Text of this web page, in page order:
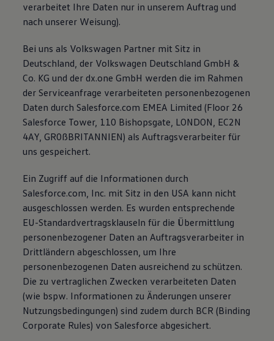
verarbeitet Ihre Daten nur in unserem Auftrag und
nach unserer Weisung).
Bei uns als Volkswagen Partner mit Sitz in
Deutschland, der Volkswagen Deutschland GmbH &
Co. KG und der dx.one GmbH werden die im Rahmen
der Serviceanfrage verarbeiteten personenbezogenen
Daten durch Salesforce.com EMEA Limited (Floor 26
Salesforce Tower, 110 Bishopsgate, LONDON, EC2N
4AY, GR0ßBRITANNIEN) als Auftragsverarbeiter für
uns gespeichert.
Ein Zugriff auf die Informationen durch
Salesforce.com, Inc. mit Sitz in den USA kann nicht
ausgeschlossen werden. Es wurden entsprechende
EU-Standardvertragsklauseln für die Übermittlung
personenbezogener Daten an Auftragsverarbeiter in
Drittländern abgeschlossen, um Ihre
personenbezogenen Daten ausreichend zu schützen.
Die zu vertraglichen Zwecken verarbeiteten Daten
(wie bspw. Informationen zu Änderungen unserer
Nutzungsbedingungen) sind zudem durch BCR (Binding
Corporate Rules) von Salesforce abgesichert.